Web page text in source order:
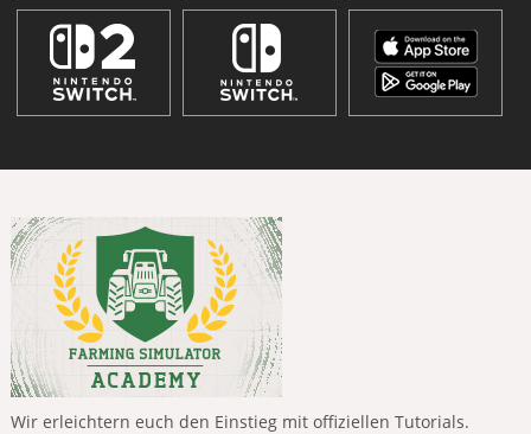
Wir erleichtern euch den Einstieg mit offiziellen Tutorials.